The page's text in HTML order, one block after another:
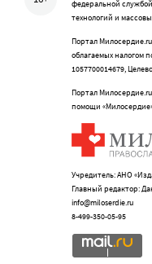
федеральной
технологий и
Портал
облагаемых налогом
1057700014679,
Портал
помощи
Учредитель: АНО
Главный редактор:
info@miloserdie.ru
8-499-350-05-95